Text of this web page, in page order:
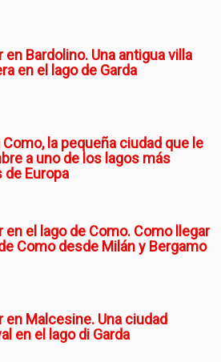
en Bardolino. Una antigua villa
en el lago de Garda
la pequeña ciudad que le
a uno de los lagos más
de Europa
en el lago de Como. Como llegar
Como desde Milán y Bergamo
en Malcesine. Una ciudad
en el lago di Garda